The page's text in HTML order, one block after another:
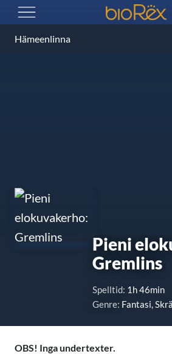
ÖPPNA MENYN
BioRex Cinemas
Pieni
Gremlins
Spelltid: 1h 46min
Genre: Fantasi,
OBS! Inga undertexter.